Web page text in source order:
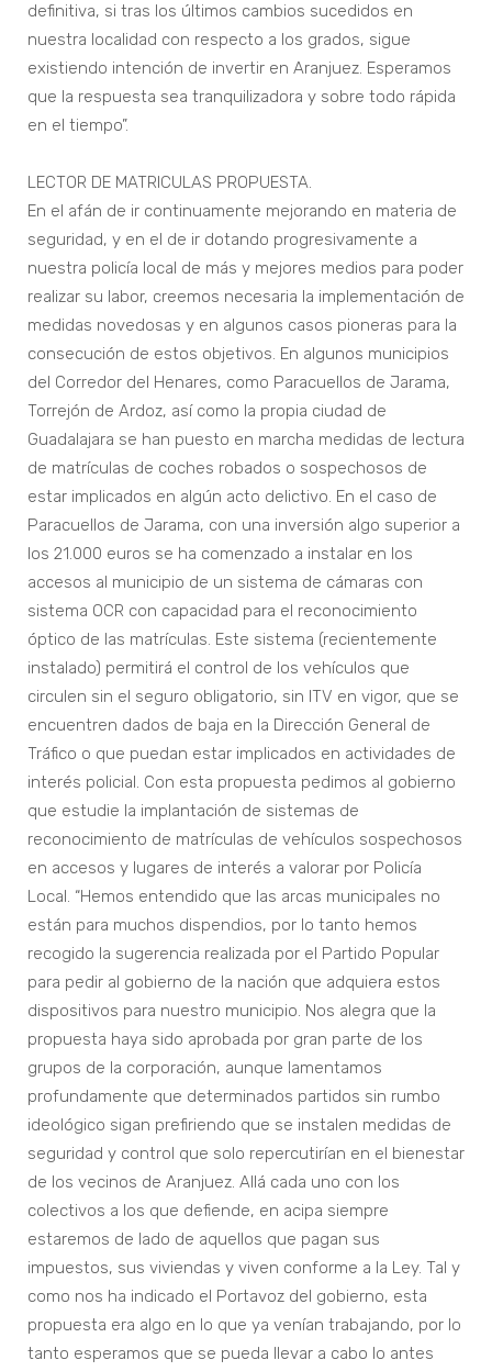
definitiva, si tras los últimos cambios sucedidos en
nuestra localidad con respecto a los grados, sigue
existiendo intención de invertir en Aranjuez. Esperamos
que la respuesta sea tranquilizadora y sobre todo rápida
en el tiempo”.
LECTOR DE MATRICULAS PROPUESTA.
En el afán de ir continuamente mejorando en materia de
seguridad, y en el de ir dotando progresivamente a
nuestra policía local de más y mejores medios para poder
realizar su labor, creemos necesaria la implementación de
medidas novedosas y en algunos casos pioneras para la
consecución de estos objetivos. En algunos municipios
del Corredor del Henares, como Paracuellos de Jarama,
Torrejón de Ardoz, así como la propia ciudad de
Guadalajara se han puesto en marcha medidas de lectura
de matrículas de coches robados o sospechosos de
estar implicados en algún acto delictivo. En el caso de
Paracuellos de Jarama, con una inversión algo superior a
los 21.000 euros se ha comenzado a instalar en los
accesos al municipio de un sistema de cámaras con
sistema OCR con capacidad para el reconocimiento
óptico de las matrículas. Este sistema (recientemente
instalado) permitirá el control de los vehículos que
circulen sin el seguro obligatorio, sin ITV en vigor, que se
encuentren dados de baja en la Dirección General de
Tráfico o que puedan estar implicados en actividades de
interés policial. Con esta propuesta pedimos al gobierno
que estudie la implantación de sistemas de
reconocimiento de matrículas de vehículos sospechosos
en accesos y lugares de interés a valorar por Policía
Local. “Hemos entendido que las arcas municipales no
están para muchos dispendios, por lo tanto hemos
recogido la sugerencia realizada por el Partido Popular
para pedir al gobierno de la nación que adquiera estos
dispositivos para nuestro municipio. Nos alegra que la
propuesta haya sido aprobada por gran parte de los
grupos de la corporación, aunque lamentamos
profundamente que determinados partidos sin rumbo
ideológico sigan prefiriendo que se instalen medidas de
seguridad y control que solo repercutirían en el bienestar
de los vecinos de Aranjuez. Allá cada uno con los
colectivos a los que defiende, en acipa siempre
estaremos de lado de aquellos que pagan sus
impuestos, sus viviendas y viven conforme a la Ley. Tal y
como nos ha indicado el Portavoz del gobierno, esta
propuesta era algo en lo que ya venían trabajando, por lo
tanto esperamos que se pueda llevar a cabo lo antes